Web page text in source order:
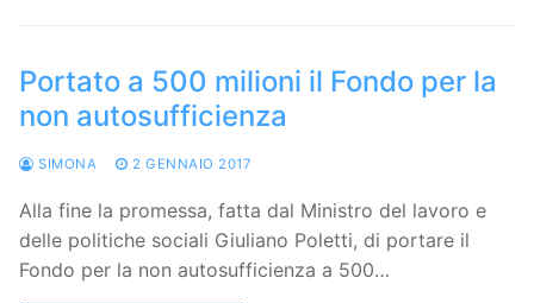
Portato a 500 milioni il Fondo per la
non autosufficienza
SIMONA 2 GENNAIO 2017
Alla fine la promessa, fatta dal Ministro del lavoro e
delle politiche sociali Giuliano Poletti, di portare il
Fondo per la non autosufficienza a 500…